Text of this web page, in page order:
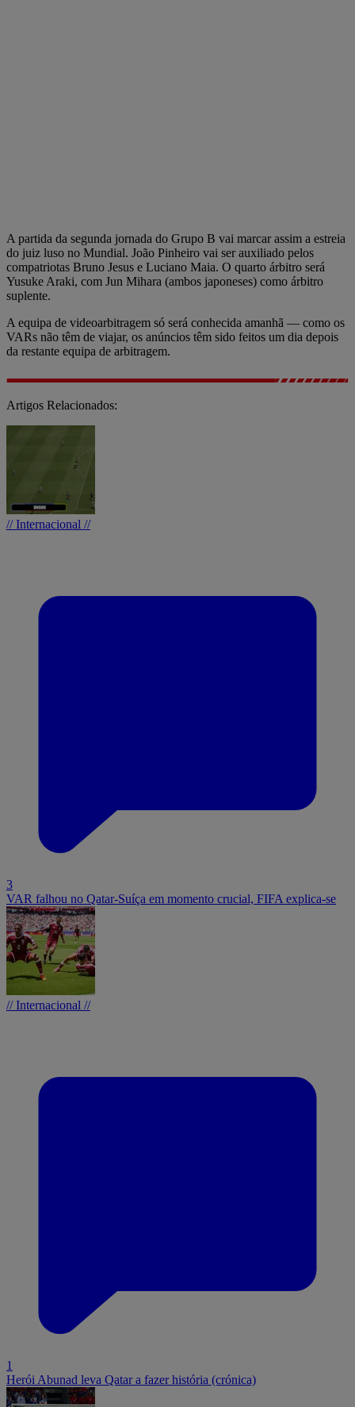
A partida da segunda jornada do Grupo B vai marcar assim a estreia
do juiz luso no Mundial. João Pinheiro vai ser auxiliado pelos
compatriotas Bruno Jesus e Luciano Maia. O quarto árbitro será
Yusuke Araki, com Jun Mihara (ambos japoneses) como árbitro
suplente.
A equipa de videoarbitragem só será conhecida amanhã — como os
VARs não têm de viajar, os anúncios têm sido feitos um dia depois
da restante equipa de arbitragem.
Artigos Relacionados:
// Internacional //
3
VAR falhou no Qatar-Suíça em momento crucial, FIFA explica-se
// Internacional //
1
Herói Abunad leva Qatar a fazer história (crónica)